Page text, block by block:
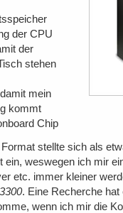
der CPU
der
stehen
mein
kommt
Chip
stellte sich als
ein, weswegen ich mir
etc. immer kleiner
. Eine Recherche
wenn ich mir die